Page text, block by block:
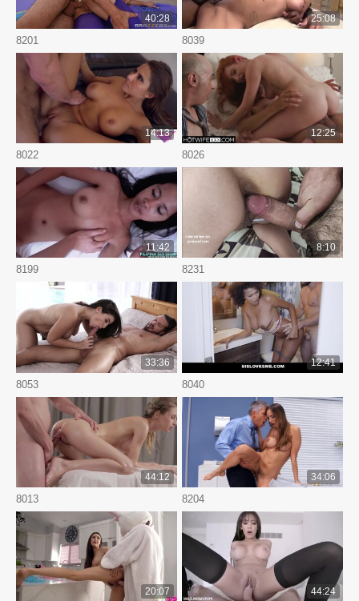
8201
40:28
8039
25:08
8022
14:13
8026
12:25
8199
11:42
8231
8:10
8053
33:36
8040
12:41
8013
44:12
8204
34:06
20:07 44:24